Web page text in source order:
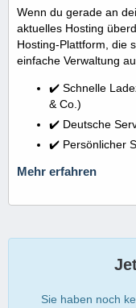
Wenn du gerade an
aktuelles Hosting
Hosting-Plattform, die
einfache Verwaltung
✔️ Schnelle
& Co.)
✔️ Deutsche
✔️ Persönlicher
Mehr erfahren
Sie haben noch